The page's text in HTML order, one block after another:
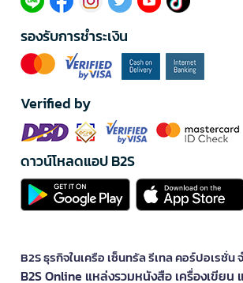
รองรับการชำระเงิน
Verified by
ดาวน์โหลดแอป B2S
B2S ธุรกิจในเครือ เซ็นทรัล รีเทล คอร์ปอเรชั่น
B2S Online แหล่งรวมหนังสือ เครื่องเขียน